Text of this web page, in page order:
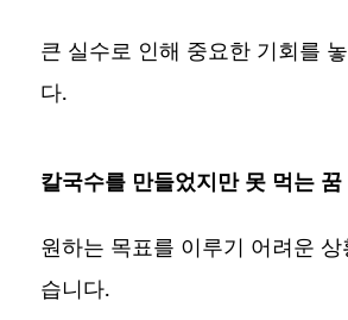
큰 실수로 인해 중요한 기회를
다.
칼국수를 만들었지만 못 먹는 꿈
원하는 목표를 이루기 어려운
습니다.